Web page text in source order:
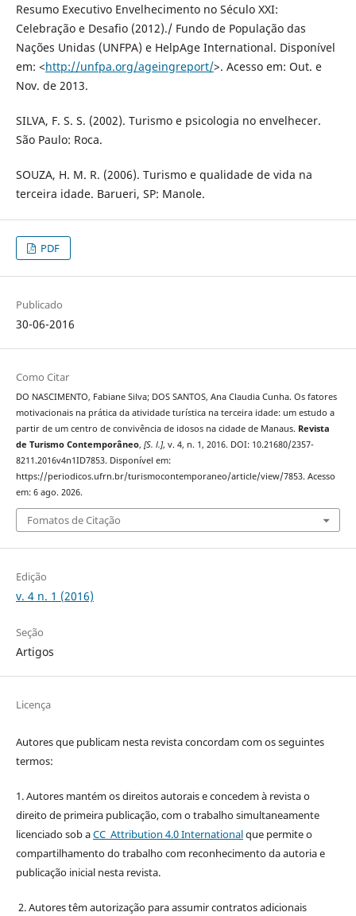
Resumo Executivo Envelhecimento no Século XXI:
Celebração e Desafio (2012)./ Fundo de População das
Nações Unidas (UNFPA) e HelpAge International. Disponível
em: <http://unfpa.org/ageingreport/>. Acesso em: Out. e
Nov. de 2013.
SILVA, F. S. S. (2002). Turismo e psicologia no envelhecer.
São Paulo: Roca.
SOUZA, H. M. R. (2006). Turismo e qualidade de vida na
terceira idade. Barueri, SP: Manole.
PDF
Publicado
30-06-2016
Como Citar
DO NASCIMENTO, Fabiane Silva; DOS SANTOS, Ana Claudia Cunha. Os fatores
motivacionais na prática da atividade turística na terceira idade: um estudo a
partir de um centro de convivência de idosos na cidade de Manaus. Revista
de Turismo Contemporâneo, [S. l.], v. 4, n. 1, 2016. DOI: 10.21680/2357-
8211.2016v4n1ID7853. Disponível em:
https://periodicos.ufrn.br/turismocontemporaneo/article/view/7853. Acesso
em: 6 ago. 2026.
Fomatos de Citação
Edição
v. 4 n. 1 (2016)
Seção
Artigos
Licença
Autores que publicam nesta revista concordam com os seguintes
termos:
1. Autores mantém os direitos autorais e concedem à revista o
direito de primeira publicação, com o trabalho simultaneamente
licenciado sob aCC Attribution 4.0 Internationalque permite o
compartilhamento do trabalho com reconhecimento da autoria e
publicação inicial nesta revista.
2. Autores têm autorização para assumir contratos adicionais